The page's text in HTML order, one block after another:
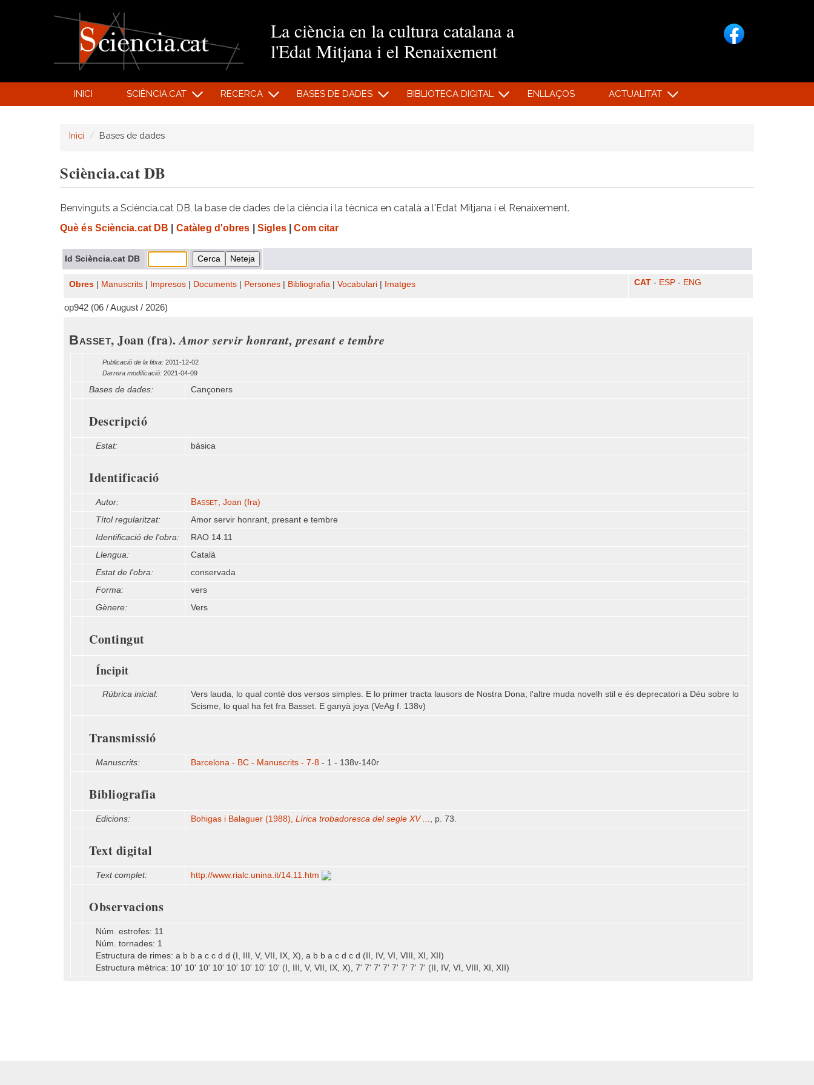
La ciència en la cultura catalana a
l'Edat Mitjana i el Renaixement
INICI SCIÈNCIA.CAT RECERCA BASES DE DADES BIBLIOTECA DIGITAL ENLLAÇOS ACTUALITAT
Inici Bases de dades
Sciència.cat DB
Benvinguts a Sciència.cat DB, la base de dades de la ciència i la tècnica en català a l'Edat Mitjana i el Renaixement.
Què és Sciència.cat DB Catàleg d'obres Sigles| Com citar
Id Sciència.cat DB
Obres Manuscrits Impresos Documents Persones Bibliografia Vocabulari Imatges CAT - ESP - ENG
op942 (06 / August / 2026)
Basset, Joan (fra).Amor servir honrant, presant e tembre
Publicació de la fitxa: 2011-12-02
Darrera modificació: 2021-04-09
Bases de dades: Cançoners
Descripció
Estat: bàsica
Identificació
Autor: Basset, Joan (fra)
Títol regularitzat:
Amor servir honrant, presant e tembre
Identificació de l'obra:
RAO 14.11
Llengua:
Català
Estat de l'obra:
conservada
Forma:
vers
Gènere:
Vers
Contingut
Íncipit
Rúbrica inicial:
Vers lauda, lo qual conté dos versos simples. E lo primer tracta lausors de Nostra Dona; l'altre muda novelh stil e és deprecatori a Déu sobre lo
Scisme, lo qual ha fet fra Basset. E ganyà joya (VeAg f. 138v)
Transmissió
Manuscrits: Barcelona - BC - Manuscrits - 7-8 - 1 - 138v-140r
Bibliografia
Edicions: Bohigas i Balaguer (1988), Lírica trobadoresca del segle XV ... , p. 73.
Text digital
Text complet: http:/​/​www.rialc.unina.it/​14.11.htm
Observacions
Núm. estrofes: 11
Núm. tornades: 1
Estructura de rimes: a b b a c c d d (I, III, V, VII, IX, X), a b b a c d c d (II, IV, VI, VIII, XI, XII)
Estructura mètrica: 10' 10' 10' 10' 10' 10' 10' 10' (I, III, V, VII, IX, X), 7' 7' 7' 7' 7' 7' 7' 7' (II, IV, VI, VIII, XI, XII)